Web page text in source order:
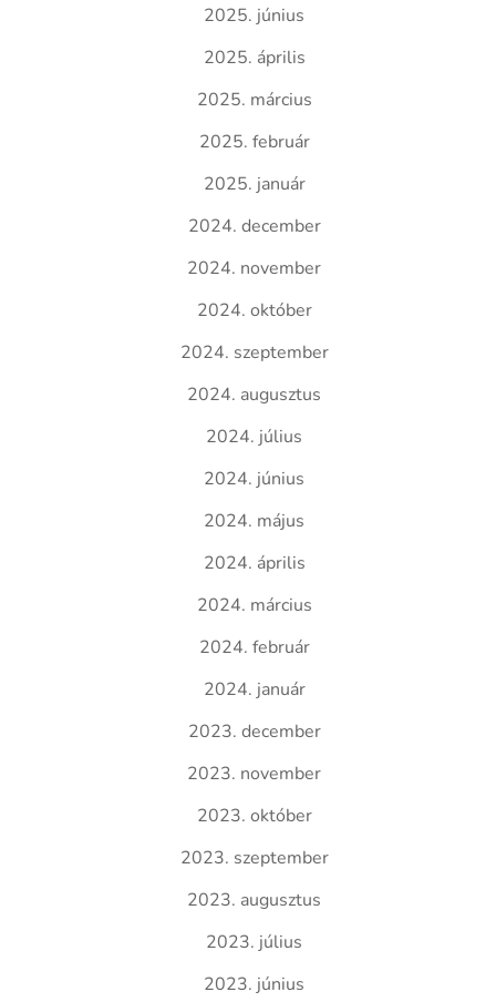
2025. június
2025. április
2025. március
2025. február
2025. január
2024. december
2024. november
2024. október
2024. szeptember
2024. augusztus
2024. július
2024. június
2024. május
2024. április
2024. március
2024. február
2024. január
2023. december
2023. november
2023. október
2023. szeptember
2023. augusztus
2023. július
2023. június